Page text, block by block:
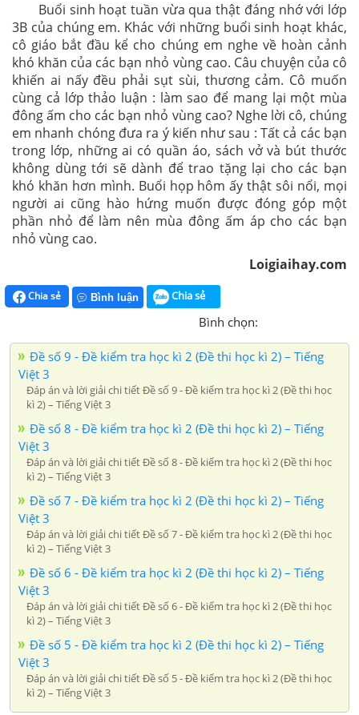
Buổi sinh hoạt tuần vừa qua thật đáng nhớ với lớp
3B của chúng em. Khác với những buổi sinh hoạt khác,
cô giáo bắt đầu kể cho chúng em nghe về hoàn cảnh
khó khăn của các bạn nhỏ vùng cao. Câu chuyện của cô
khiến ai nấy đều phải sụt sùi, thương cảm. Cô muốn
cùng cả lớp thảo luận : làm sao để mang lại một mùa
đông ấm cho các bạn nhỏ vùng cao? Nghe lời cô, chúng
em nhanh chóng đưa ra ý kiến như sau : Tất cả các bạn
trong lớp, những ai có quần áo, sách vở và bút thước
không dùng tới sẽ dành để trao tặng lại cho các bạn
khó khăn hơn mình. Buổi họp hôm ấy thật sôi nổi, mọi
người ai cũng hào hứng muốn được đóng góp một
phần nhỏ để làm nên mùa đông ấm áp cho các bạn
nhỏ vùng cao.
Loigiaihay.com
Chia sẻ Bình luận Chia sẻ
Bình chọn:
Đề số 9 - Đề kiểm tra học kì 2 (Đề thi học kì 2) – Tiếng
Việt 3
Đáp án và lời giải chi tiết Đề số 9 - Đề kiểm tra học kì 2 (Đề thi học
kì 2) – Tiếng Việt 3
Đề số 8 - Đề kiểm tra học kì 2 (Đề thi học kì 2) – Tiếng
Việt 3
Đáp án và lời giải chi tiết Đề số 8 - Đề kiểm tra học kì 2 (Đề thi học
kì 2) – Tiếng Việt 3
Đề số 7 - Đề kiểm tra học kì 2 (Đề thi học kì 2) – Tiếng
Việt 3
Đáp án và lời giải chi tiết Đề số 7 - Đề kiểm tra học kì 2 (Đề thi học
kì 2) – Tiếng Việt 3
Đề số 6 - Đề kiểm tra học kì 2 (Đề thi học kì 2) – Tiếng
Việt 3
Đáp án và lời giải chi tiết Đề số 6 - Đề kiểm tra học kì 2 (Đề thi học
kì 2) – Tiếng Việt 3
Đề số 5 - Đề kiểm tra học kì 2 (Đề thi học kì 2) – Tiếng
Việt 3
Đáp án và lời giải chi tiết Đề số 5 - Đề kiểm tra học kì 2 (Đề thi học
kì 2) – Tiếng Việt 3